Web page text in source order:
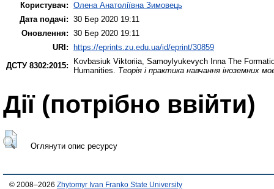
Користувач: Олена Анатоліївна Зимовець
Дата подачі: 30 Бер 2020 19:11
Оновлення: 30 Бер 2020 19:11
URI:
https://eprints.zu.edu.ua/id/eprint/30859
ДСТУ 8302:2015:
Kovbasiuk Viktoriia, Samoylyukevych InnaThe
Humanities. Теорія і практика навчання іноземних
Дії ​​(потрібно ввійти)
Оглянути опис ресурсу
© 2008–2026 Zhytomyr Ivan Franko State University